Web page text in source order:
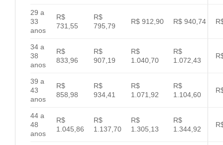
29 a
33
anos
R$
731,55
R$
795,79
R$ 912,90 R$ 940,74
34 a
38
anos
R$
833,96
R$
907,19
R$
1.040,70
R$
1.072,43
39 a
43
anos
R$
858,98
R$
934,41
R$
1.071,92
R$
1.104,60
44 a
48
anos
R$
1.045,86
R$
1.137,70
R$
1.305,13
R$
1.344,92